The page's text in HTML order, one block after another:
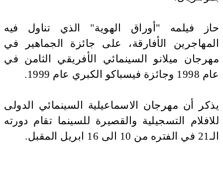
حاز فيلمه "أوراق الهوية" الذي تناول فيه
المهاجرين الأفارقة، على جائزة الجماهير في
مهرجان ميلانو السينمائي الأفريقي الثامن في
عام 1998 وجائزة فيسباكو الكبري عام 1999.
يذكر أن مهرجان الاسماعيلية السينمائي الدولى
للافلام التسجيلية والقصيرة للسينما تقام دورته
الـ21 في الفتره من 10 الى 16 ابريل المقبل.